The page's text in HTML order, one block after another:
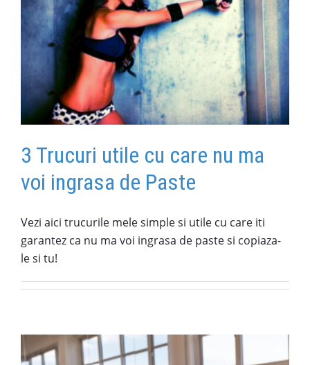
3 Trucuri utile cu care nu ma
voi ingrasa de Paste
Vezi aici trucurile mele simple si utile cu care iti
garantez ca nu ma voi ingrasa de paste si copiaza-
le si tu!